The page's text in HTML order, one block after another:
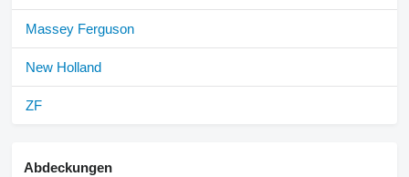
Massey Ferguson
New Holland
ZF
Abdeckungen